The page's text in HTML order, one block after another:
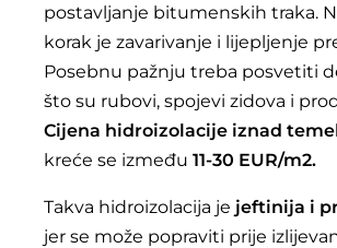
postavljanje bitumenskih traka.
korak je zavarivanje i lijepljenje
Posebnu pažnju treba posvetiti
što su rubovi, spojevi zidova i
Cijena hidroizolacije iznad
kreće se između 11-30 EUR/m2.
Takva hidroizolacija je jeftinija i
jer se može popraviti prije